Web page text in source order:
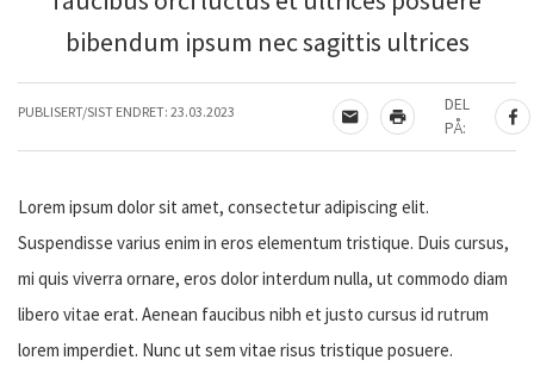
bibendum ipsum nec sagittis ultrices
PUBLISERT/SIST ENDRET: 23.03.2023
TIPS EN VENN
SKRIV UT
DEL
PÅ:
Lorem ipsum dolor sit amet, consectetur adipiscing elit.
Suspendisse varius enim in eros elementum tristique. Duis cursus,
mi quis viverra ornare, eros dolor interdum nulla, ut commodo diam
libero vitae erat. Aenean faucibus nibh et justo cursus id rutrum
lorem imperdiet. Nunc ut sem vitae risus tristique posuere.